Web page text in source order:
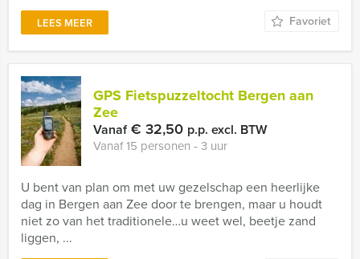
LEES MEER Favoriet
GPS Fietspuzzeltocht Bergen aan
Zee
Vanaf€ 32,50 p.p. excl. BTW
Vanaf 15 personen ‐ 3 uur
U bent van plan om met uw gezelschap een heerlijke
dag in Bergen aan Zee door te brengen, maar u houdt
niet zo van het traditionele…u weet wel, beetje zand
liggen, ...